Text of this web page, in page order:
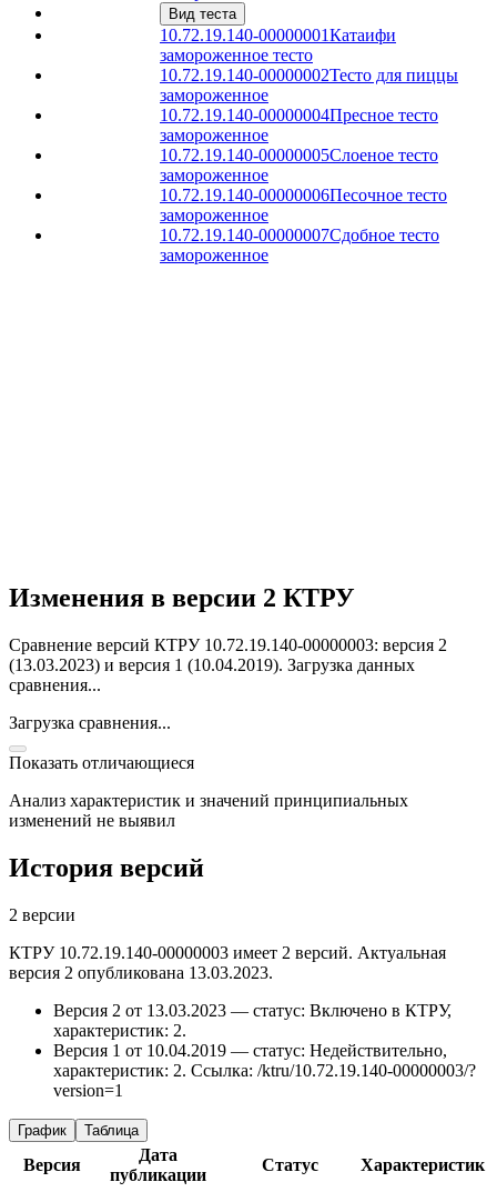
Вид теста
10.72.19.140-00000001Катаифи
замороженное тесто
10.72.19.140-00000002Тесто для пиццы
замороженное
10.72.19.140-00000004Пресное тесто
замороженное
10.72.19.140-00000005Слоеное тесто
замороженное
10.72.19.140-00000006Песочное тесто
замороженное
10.72.19.140-00000007Сдобное тесто
замороженное
Изменения в версии 2 КТРУ
Сравнение версий КТРУ 10.72.19.140-00000003: версия 2
(13.03.2023) и версия 1 (10.04.2019). Загрузка данных
сравнения...
Загрузка сравнения...
Показать отличающиеся
Анализ характеристик и значений принципиальных
изменений не выявил
История версий
2 версии
КТРУ 10.72.19.140-00000003 имеет 2 версий. Актуальная
версия 2 опубликована 13.03.2023.
Версия 2 от 13.03.2023 — статус: Включено в КТРУ,
характеристик: 2.
Версия 1 от 10.04.2019 — статус: Недействительно,
характеристик: 2. Ссылка: /ktru/10.72.19.140-00000003/?
version=1
График Таблица
Версия
Дата
публикации
Статус
Характеристик